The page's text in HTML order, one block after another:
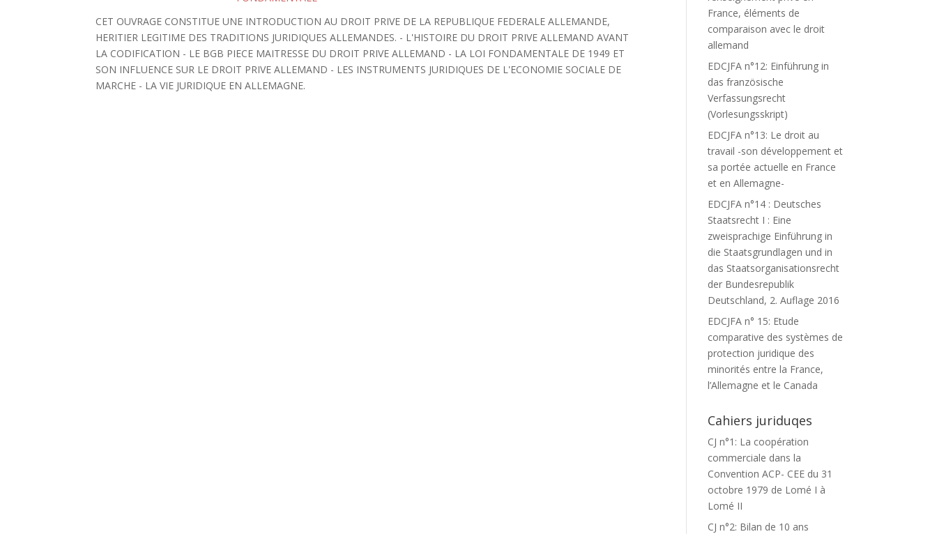
CET OUVRAGE CONSTITUE UNE INTRODUCTION AU DROIT PRIVE DE LA REPUBLIQUE FEDERALE ALLEMANDE,
HERITIER LEGITIME DES TRADITIONS JURIDIQUES ALLEMANDES. - L'HISTOIRE DU DROIT PRIVE ALLEMAND AVANT
LA CODIFICATION - LE BGB PIECE MAITRESSE DU DROIT PRIVE ALLEMAND - LA LOI FONDAMENTALE DE 1949 ET
SON INFLUENCE SUR LE DROIT PRIVE ALLEMAND - LES INSTRUMENTS JURIDIQUES DE L'ECONOMIE SOCIALE DE
MARCHE - LA VIE JURIDIQUE EN ALLEMAGNE.
France, éléments de
comparaison avec le droit
allemand
EDCJFA n°12: Einführung in
das französische
Verfassungsrecht
(Vorlesungsskript)
EDCJFA n°13: Le droit au
travail -son développement et
sa portée actuelle en France
et en Allemagne-
EDCJFA n°14 : Deutsches
Staatsrecht I : Eine
zweisprachige Einführung in
die Staatsgrundlagen und in
das Staatsorganisationsrecht
der Bundesrepublik
Deutschland, 2. Auflage 2016
EDCJFA n° 15: Etude
comparative des systèmes de
protection juridique des
minorités entre la France,
l’Allemagne et le Canada
Cahiers juriduqes
CJ n°1: La coopération
commerciale dans la
Convention ACP- CEE du 31
octobre 1979 de Lomé I à
Lomé II
CJ n°2: Bilan de 10 ans